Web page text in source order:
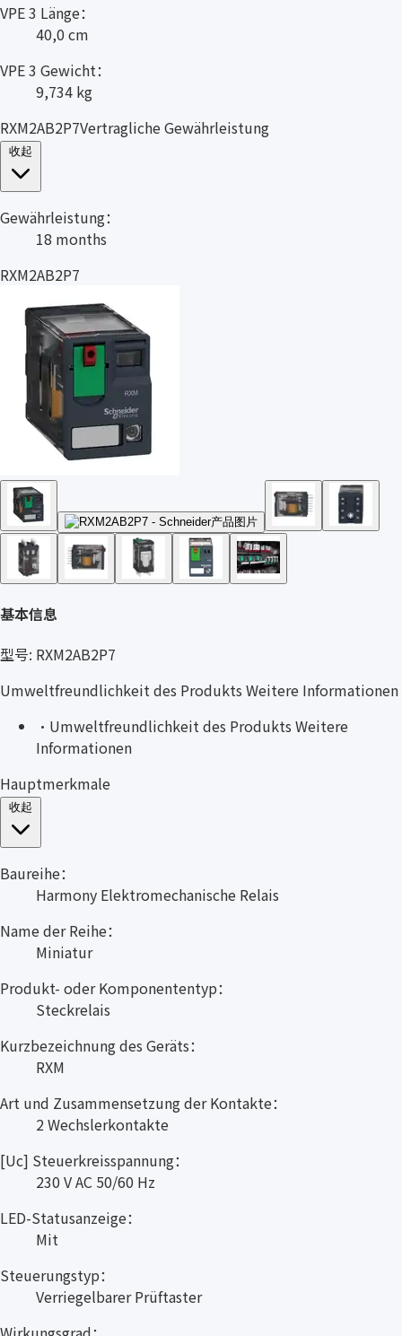
VPE 3 Länge：
40,0 cm
VPE 3 Gewicht：
9,734 kg
RXM2AB2P7Vertragliche Gewährleistung
Gewährleistung：
18 months
RXM2AB2P7
基本信息
型号: RXM2AB2P7
Umweltfreundlichkeit des Produkts Weitere Informationen
· Umweltfreundlichkeit des Produkts Weitere
Informationen
Hauptmerkmale
Baureihe：
Harmony Elektromechanische Relais
Name der Reihe：
Miniatur
Produkt- oder Komponententyp：
Steckrelais
Kurzbezeichnung des Geräts：
RXM
Art und Zusammensetzung der Kontakte：
2 Wechslerkontakte
[Uc] Steuerkreisspannung：
230 V AC 50/60 Hz
LED-Statusanzeige：
Mit
Steuerungstyp：
Verriegelbarer Prüftaster